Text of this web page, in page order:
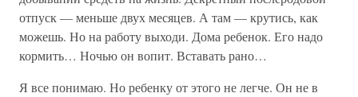
отпуск — меньше двух месяцев. А там — крутись, как
можешь. Но на работу выходи. Дома ребенок. Его надо
кормить… Ночью он вопит. Вставать рано…
Я все понимаю. Но ребенку от этого не легче. Он не в